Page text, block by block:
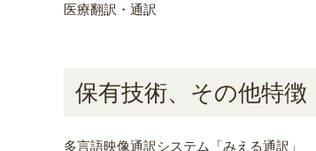
医療翻訳・通訳
保有技術、その他特徴
多言語映像通訳システム「みえる通訳」